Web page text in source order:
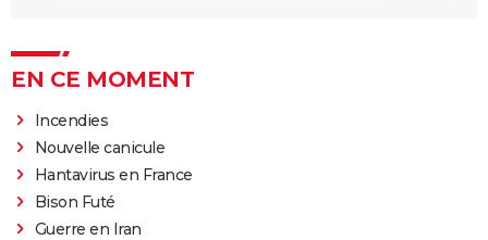
EN CE MOMENT
Incendies
Nouvelle canicule
Hantavirus en France
Bison Futé
Guerre en Iran